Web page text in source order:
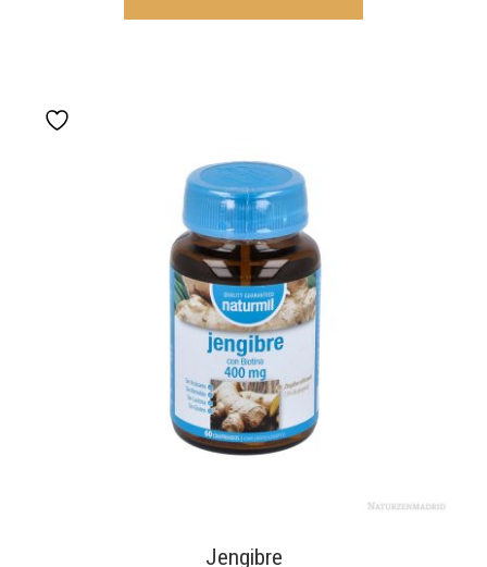
Jengibre